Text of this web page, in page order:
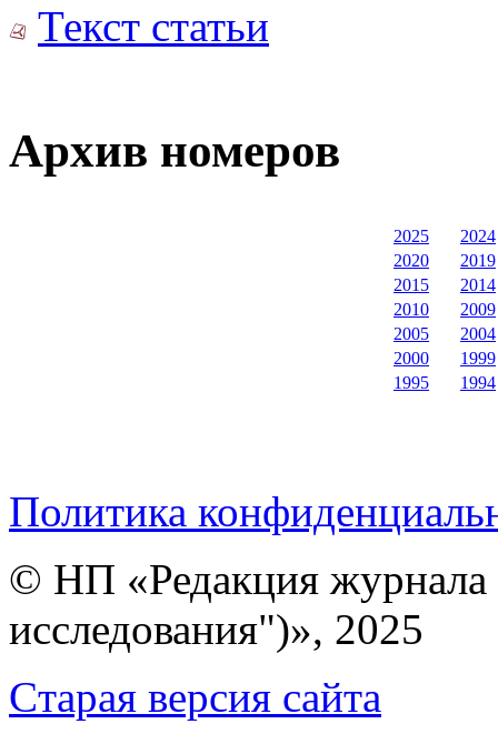
Текст статьи
Архив номеров
2025
2024
2020
2019
2015
2014
2010
2009
2005
2004
2000
1999
1995
1994
Политика
© НП «Редакция
исследования")», 2025
Cтарая версия сайта